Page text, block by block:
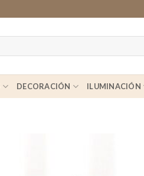
DECORACIÓN ILUMINACIÓN